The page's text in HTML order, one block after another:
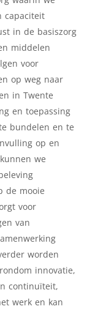
capaciteit
in de basiszorg
middelen
voor
op weg naar
in Twente
en toepassing
bundelen en te
op en
we
de mooie
voor
van
worden
innovatie,
continuïteit,
werk en kan